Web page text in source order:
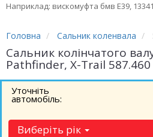
Наприклад: вискомуфта бмв Е39,
Головна Сальник коленвала
Сальник колінчатого
Pathfinder, X-Trail
Уточніть
автомобіль:
Виберіть рік